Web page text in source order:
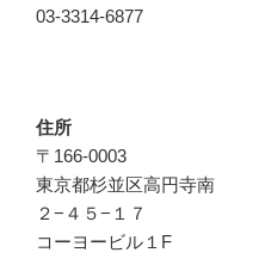
03-3314-6877
住所
〒166-0003
東京都杉並区高円寺南
２−４５−１７
コーヨービル１F